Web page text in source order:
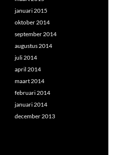
januari 2015
oktober 2014
september 2014
augustus 2014
juli 2014
april 2014
maart 2014
februari 2014
januari 2014
december 2013